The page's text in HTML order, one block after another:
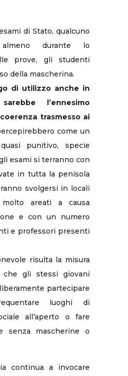
di Stato, qualcuno
durante lo
prove, gli studenti
della mascherina.
di utilizzo anche in
l’ennesimo
trasmesso ai
come un
punitivo, specie
esami si terranno con
in tutta la penisola
svolgersi in locali
molto areati a causa
e con un numero
e professori presenti
risulta la misura
che gli stessi giovani
partecipare
luoghi di
all’aperto o fare
senza mascherine o
continua a invocare